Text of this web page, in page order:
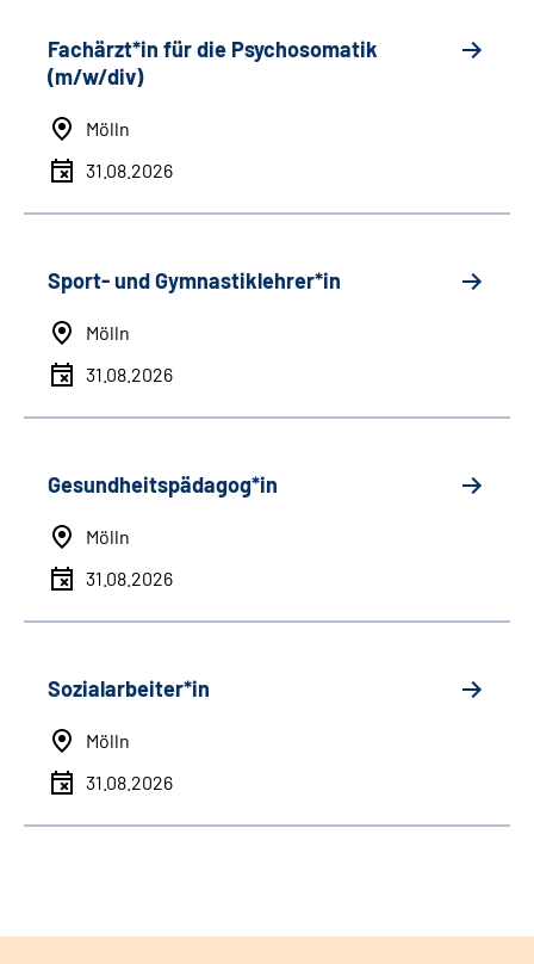
Fachärzt*in für die Psychosomatik
(m/w/div)
Mölln
31.08.2026
Sport- und Gymnastiklehrer*in
Mölln
31.08.2026
Gesundheitspädagog*in
Mölln
31.08.2026
Sozialarbeiter*in
Mölln
31.08.2026